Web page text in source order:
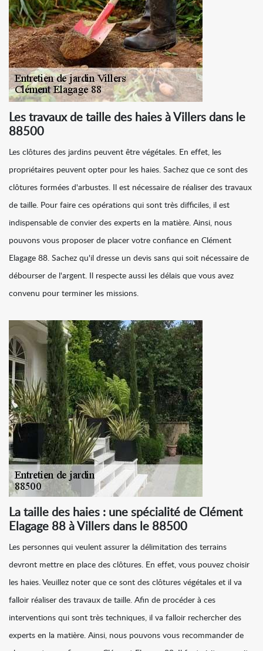
Les travaux de taille des haies à Villers dans le
88500
Les clôtures des jardins peuvent être végétales. En effet, les
propriétaires peuvent opter pour les haies. Sachez que ce sont des
clôtures formées d'arbustes. Il est nécessaire de réaliser des travaux
de taille. Pour faire ces opérations qui sont très difficiles, il est
indispensable de convier des experts en la matière. Ainsi, nous
pouvons vous proposer de placer votre confiance en Clément
Elagage 88. Sachez qu'il dresse un devis sans qui soit nécessaire de
débourser de l'argent. Il respecte aussi les délais que vous avez
convenu pour terminer les missions.
La taille des haies : une spécialité de Clément
Elagage 88 à Villers dans le 88500
Les personnes qui veulent assurer la délimitation des terrains
devront mettre en place des clôtures. En effet, vous pouvez choisir
les haies. Veuillez noter que ce sont des clôtures végétales et il va
falloir réaliser des travaux de taille. Afin de procéder à ces
interventions qui sont très techniques, il va falloir rechercher des
experts en la matière. Ainsi, nous pouvons vous recommander de